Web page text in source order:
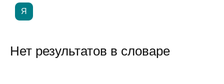
Я
Нет результатов в словаре